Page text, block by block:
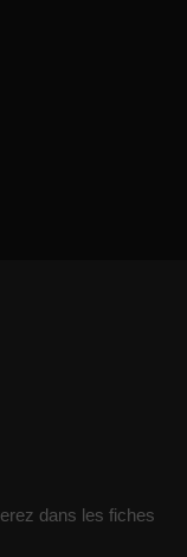
dans les fiches